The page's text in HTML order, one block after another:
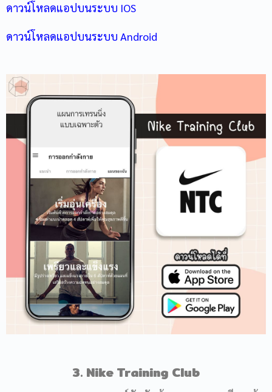
ดาวน์โหลดแอปบนระบบ IOS
ดาวน์โหลดแอปบนระบบ Android
3. Nike Training Club